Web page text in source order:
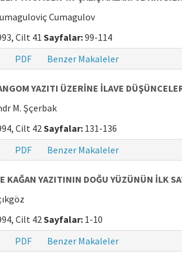
Cumagulov
Cilt 41 Sayfalar:99-114
PDF Benzer Makaleler
YAZITI ÜZERİNE İLAVE
M. Şçerbak
Cilt 42Sayfalar: 131-136
PDF Benzer Makaleler
KAĞAN YAZITININ DOĞU YÜZÜNÜN İLK
Cilt 42Sayfalar: 1-10
PDF Benzer Makaleler